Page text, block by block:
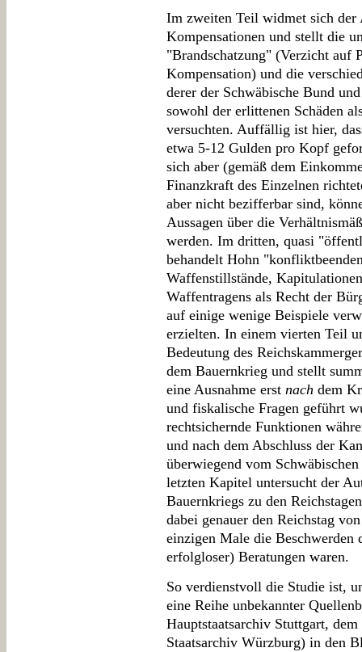
Im zweiten Teil widmet sich der
Kompensationen und stellt die
"Brandschatzung" (Verzicht auf
Kompensation) und die
derer der Schwäbische Bund
sowohl der erlittenen Schäden
versuchten. Auffällig ist hier,
etwa 5-12 Gulden pro Kopf
sich aber (gemäß dem
Finanzkraft des Einzelnen
aber nicht bezifferbar sind,
Aussagen über die
werden. Im dritten, quasi
behandelt Hohn
Waffenstillstände,
Waffentragens als Recht der
auf einige wenige Beispiele
erzielten. In einem vierten Teil
Bedeutung des
dem Bauernkrieg und stellt
eine Ausnahme erst nach dem
und fiskalische Fragen geführt
rechtsichernde Funktionen
und nach dem Abschluss der
überwiegend vom
letzten Kapitel untersucht der
Bauernkriegs zu den
dabei genauer den Reichstag
einzigen Male die Beschwerden
erfolgloser) Beratungen waren.
So verdienstvoll die Studie ist,
eine Reihe unbekannter
Hauptstaatsarchiv Stuttgart,
Staatsarchiv Würzburg) in den